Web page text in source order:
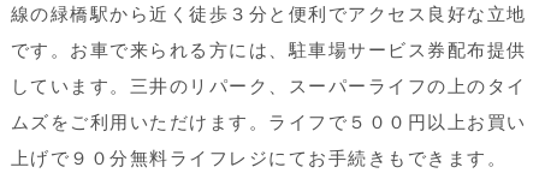
線の緑橋駅から近く徒歩３分と便利でアクセス良好な立地
です。お車で来られる方には、駐車場サービス券配布提供
しています。三井のリパーク、スーパーライフの上のタイ
ムズをご利用いただけます。ライフで５００円以上お買い
上げで９０分無料ライフレジにてお手続きもできます。